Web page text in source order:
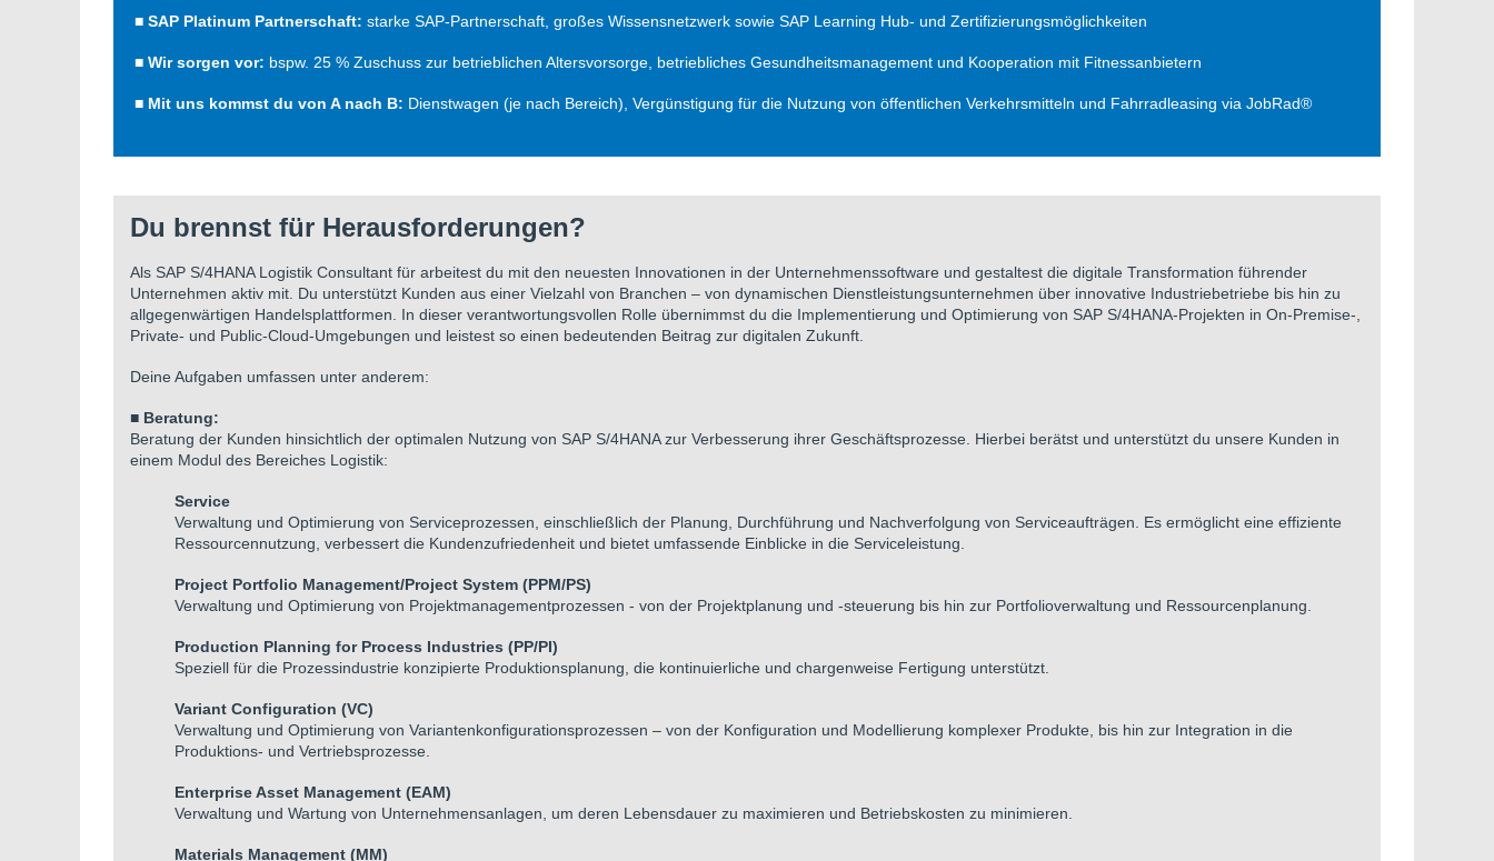
■ SAP Platinum Partnerschaft: starke SAP-Partnerschaft, großes Wissensnetzwerk sowie SAP Learning Hub- und Zertifizierungsmöglichkeiten
■ Wir sorgen vor: bspw. 25 % Zuschuss zur betrieblichen Altersvorsorge, betriebliches Gesundheitsmanagement und Kooperation mit Fitnessanbietern
■ Mit uns kommst du von A nach B: Dienstwagen (je nach Bereich), Vergünstigung für die Nutzung von öffentlichen Verkehrsmitteln und Fahrradleasing via JobRad®
Du brennst für Herausforderungen?
Als SAP S/4HANA Logistik Consultant für arbeitest du mit den neuesten Innovationen in der Unternehmenssoftware und gestaltest die digitale Transformation führender
Unternehmen aktiv mit. Du unterstützt Kunden aus einer Vielzahl von Branchen – von dynamischen Dienstleistungsunternehmen über innovative Industriebetriebe bis hin zu
allgegenwärtigen Handelsplattformen. In dieser verantwortungsvollen Rolle übernimmst du die Implementierung und Optimierung von SAP S/4HANA-Projekten in On-Premise-,
Private- und Public-Cloud-Umgebungen und leistest so einen bedeutenden Beitrag zur digitalen Zukunft.
Deine Aufgaben umfassen unter anderem:
■ Beratung:
Beratung der Kunden hinsichtlich der optimalen Nutzung von SAP S/4HANA zur Verbesserung ihrer Geschäftsprozesse. Hierbei berätst und unterstützt du unsere Kunden in
einem Modul des Bereiches Logistik:
Service
Verwaltung und Optimierung von Serviceprozessen, einschließlich der Planung, Durchführung und Nachverfolgung von Serviceaufträgen. Es ermöglicht eine effiziente
Ressourcennutzung, verbessert die Kundenzufriedenheit und bietet umfassende Einblicke in die Serviceleistung.
Project Portfolio Management/Project System (PPM/PS)
Verwaltung und Optimierung von Projektmanagementprozessen - von der Projektplanung und -steuerung bis hin zur Portfolioverwaltung und Ressourcenplanung.
Production Planning for Process Industries (PP/PI)
Speziell für die Prozessindustrie konzipierte Produktionsplanung, die kontinuierliche und chargenweise Fertigung unterstützt.
Variant Configuration (VC)
Verwaltung und Optimierung von Variantenkonfigurationsprozessen – von der Konfiguration und Modellierung komplexer Produkte, bis hin zur Integration in die
Produktions- und Vertriebsprozesse.
Enterprise Asset Management (EAM)
Verwaltung und Wartung von Unternehmensanlagen, um deren Lebensdauer zu maximieren und Betriebskosten zu minimieren.
Materials Management (MM)